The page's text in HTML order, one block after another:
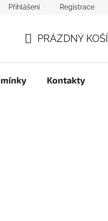
Přihlášení Registrace
KOŠÍK
PRÁZDNÝ
Kontakty